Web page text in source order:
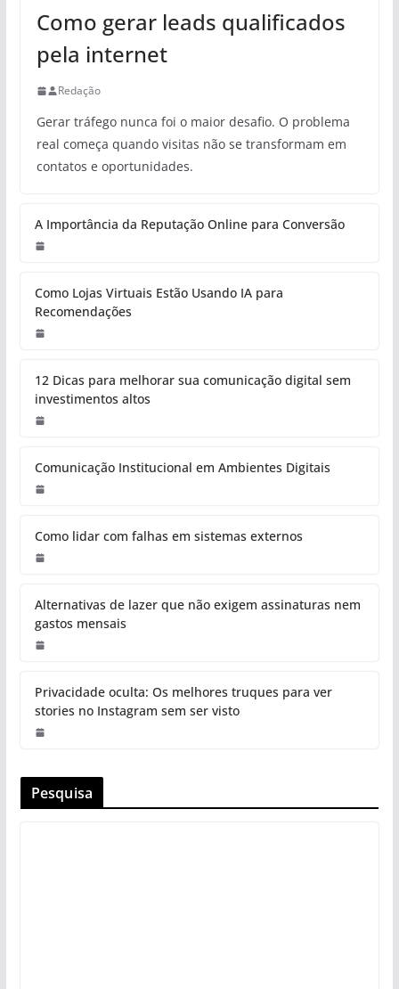
Como gerar leads qualificados
pela internet
Redação
Gerar tráfego nunca foi o maior desafio. O problema
real começa quando visitas não se transformam em
contatos e oportunidades.
A Importância da Reputação Online para Conversão
Como Lojas Virtuais Estão Usando IA para
Recomendações
12 Dicas para melhorar sua comunicação digital sem
investimentos altos
Comunicação Institucional em Ambientes Digitais
Como lidar com falhas em sistemas externos
Alternativas de lazer que não exigem assinaturas nem
gastos mensais
Privacidade oculta: Os melhores truques para ver
stories no Instagram sem ser visto
Pesquisa